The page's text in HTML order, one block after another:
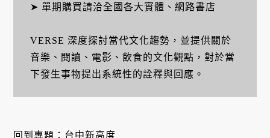
➤ 單期購買請洽全國各大實體、網路書店
VERSE 深度探討當代文化趨勢，並提供關於
音樂、閱讀、電影、飲食的文化觀點，對於當
下發生事物提出系統性的詮釋與回應。
回到專題： 台中新高度